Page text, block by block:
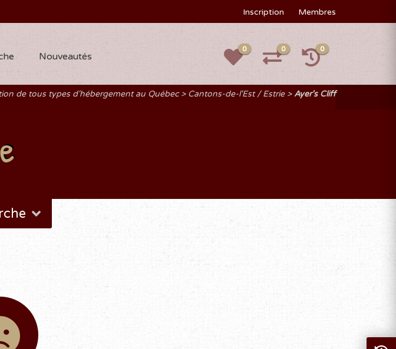
Inscription Membres
Nouveautés
0 0 0
de tous types d'hébergement au Québec Cantons-de-l'Est / Estrie Ayer's Cliff